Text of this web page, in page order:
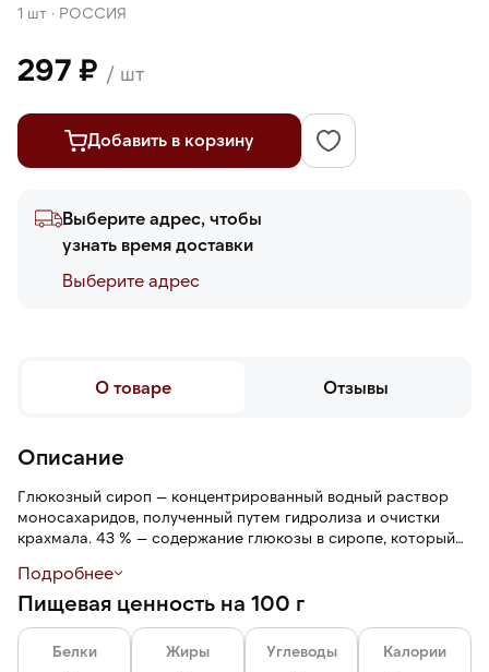
1 шт · РОССИЯ
297 ₽ / шт
Добавить в корзину
Выберите адрес, чтобы
узнать время доставки
Выберите адреc
О товаре Отзывы
Описание
Глюкозный сироп — концентрированный водный раствор
моносахаридов, полученный путем гидролиза и очистки
крахмала. 43 % — содержание глюкозы в сиропе, который
липкую прозрачную консистенцию, напоминающую жидкий
свежий мед, нейтральный аромат, сладковатый вкус с
карамельными нотами. Нет приторности и неприятного
послевкусия.
Подробнее
Пищевая ценность на 100 г
Белки Жиры Углеводы Калории